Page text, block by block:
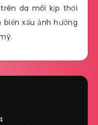
da môi kịp thời
xấu ảnh hưởng